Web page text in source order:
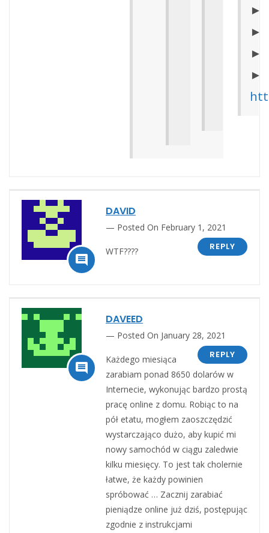
►
►
►
►

DAVID
Posted On February 1, 2021
REPLY
WTF????

DAVEED
Posted On January 28, 2021
REPLY
Każdego miesiąca
zarabiam ponad 8650 dolarów w
Internecie, wykonując bardzo prostą
pracę online z domu. Robiąc to na
pół etatu, mogłem zaoszczędzić
wystarczająco dużo, aby kupić mi
nowy samochód w ciągu zaledwie
kilku miesięcy. To jest tak cholernie
łatwe, że każdy powinien
spróbować … Zacznij zarabiać
pieniądze online już dziś, postępując
zgodnie z instrukcjami